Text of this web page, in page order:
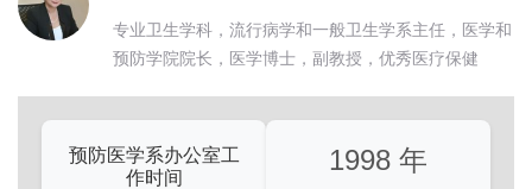
专业卫生学科，流行病学和一般卫生学系主任，医学和
预防学院院长，医学博士，副教授，优秀医疗保健
预防医学系办公室工
作时间
1998 年